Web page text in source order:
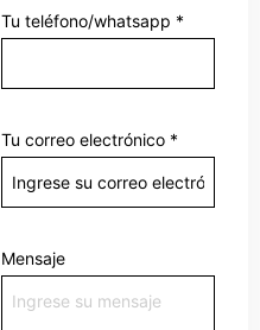
Tu teléfono/whatsapp *
Tu correo electrónico *
Mensaje